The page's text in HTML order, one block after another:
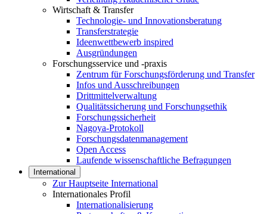
Wirtschaft & Transfer
Technologie- und Innovationsberatung
Transferstrategie
Ideenwettbewerb inspired
Ausgründungen
Forschungsservice und -praxis
Zentrum für Forschungsförderung und Transfer
Infos und Ausschreibungen
Drittmittelverwaltung
Qualitätssicherung und Forschungsethik
Forschungssicherheit
Nagoya-Protokoll
Forschungsdatenmanagement
Open Access
Laufende wissenschaftliche Befragungen
International
Zur Hauptseite International
Internationales Profil
Internationalisierung